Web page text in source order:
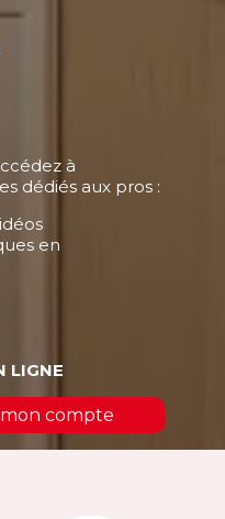
à
dédiés aux pros :
en
LIGNE
compte